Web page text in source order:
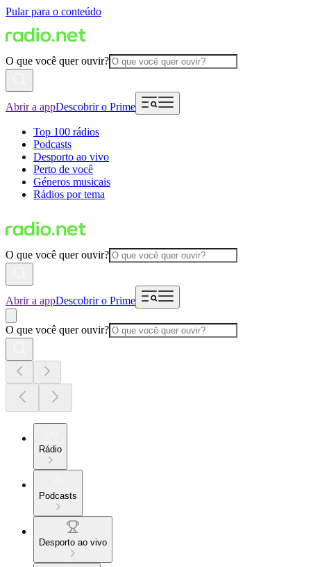
Pular para o conteúdo
O que você quer ouvir?
Abrir a appDescobrir o Prime
Top 100 rádios
Podcasts
Desporto ao vivo
Perto de você
Géneros musicais
Rádios por tema
O que você quer ouvir?
Abrir a appDescobrir o Prime
O que você quer ouvir?
Rádio
Podcasts
Desporto ao vivo